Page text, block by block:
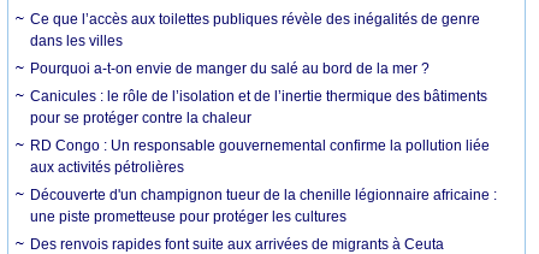
Ce que l’accès aux toilettes publiques révèle des inégalités de genre
dans les villes
Pourquoi a-t-on envie de manger du salé au bord de la mer ?
Canicules : le rôle de l’isolation et de l’inertie thermique des bâtiments
pour se protéger contre la chaleur
RD Congo : Un responsable gouvernemental confirme la pollution liée
aux activités pétrolières
Découverte d'un champignon tueur de la chenille légionnaire africaine :
une piste prometteuse pour protéger les cultures
Des renvois rapides font suite aux arrivées de migrants à Ceuta